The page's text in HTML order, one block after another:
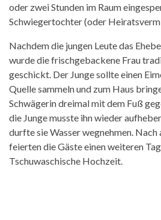
oder zwei Stunden im Raum
Schwiegertochter (oder
Nachdem die jungen Leute das
wurde die frischgebackene Frau
geschickt. Der Junge sollte einen
Quelle sammeln und zum Haus
Schwägerin dreimal mit dem Fuß
die Junge musste ihn wieder
durfte sie Wasser wegnehmen. Nach
feierten die Gäste einen weiteren
Tschuwaschische Hochzeit.